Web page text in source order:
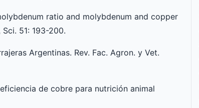
ratio and molybdenum and copper
51: 193-200.
Argentinas. Rev. Fac. Agron. y Vet.
de cobre para nutrición animal